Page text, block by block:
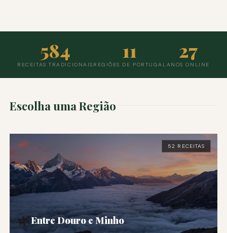
584
RECEITAS TRADICIONAIS
11
REGIÕES DE PORTUGAL
27
ANOS ONLINE
Escolha uma Região
52 RECEITAS
🌿Entre Douro e Minho